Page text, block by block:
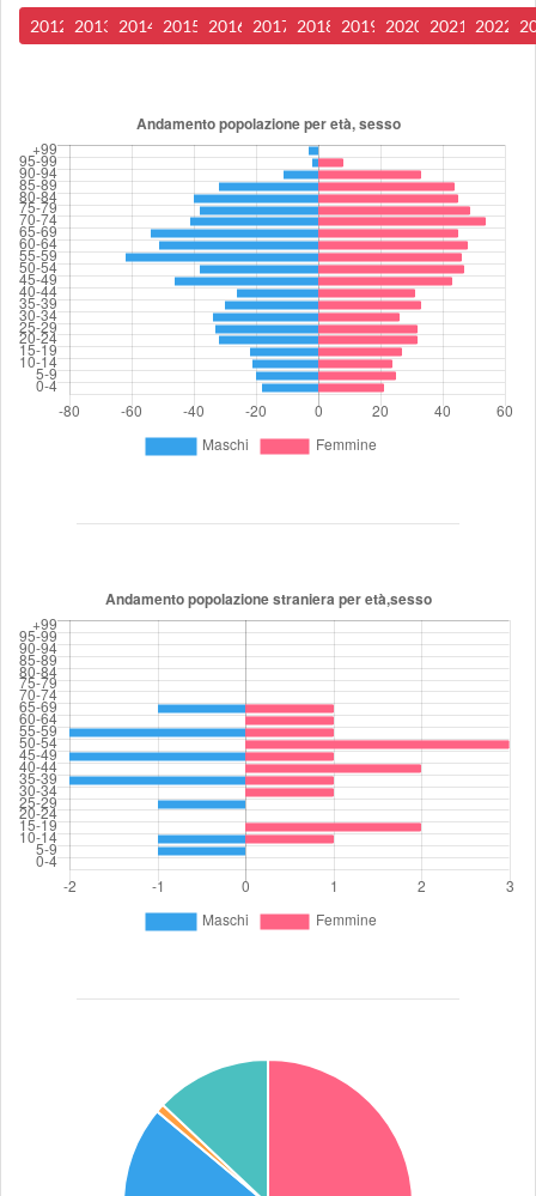
2012 2013 2014 2015 2016 2017 2018 2019 2020 2021 2022